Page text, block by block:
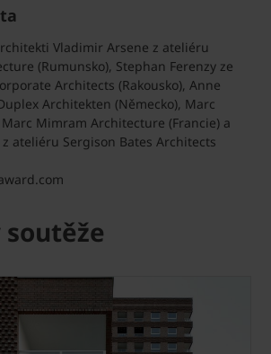
Vladimir Arsene z ateliéru
(Rumunsko), Stephan Ferenzy ze
Architects (Rakousko), Anne
Architekten (Německo), Marc
Mimram Architecture (Francie) a
ateliéru Sergison Bates Architects